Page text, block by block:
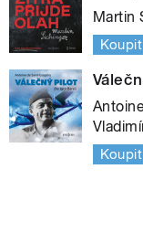
Martin
Koupit
Koupit